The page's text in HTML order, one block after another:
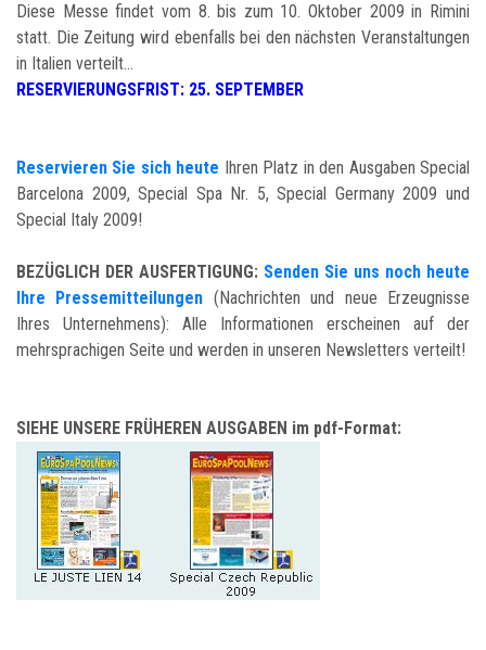
Diese Messe findet vom 8. bis zum 10. Oktober 2009 in Rimini
statt. Die Zeitung wird ebenfalls bei den nächsten Veranstaltungen
in Italien verteilt...
RESERVIERUNGSFRIST: 25. SEPTEMBER
Reservieren Sie sich heute Ihren Platz in den Ausgaben Special
Barcelona 2009, Special Spa Nr. 5, Special Germany 2009 und
Special Italy 2009!
BEZÜGLICH DER AUSFERTIGUNG: Senden Sie uns noch heute
Ihre Pressemitteilungen (Nachrichten und neue Erzeugnisse
Ihres Unternehmens): Alle Informationen erscheinen auf der
mehrsprachigen Seite und werden in unseren Newsletters verteilt!
SIEHE UNSERE FRÜHEREN AUSGABEN im pdf-Format: